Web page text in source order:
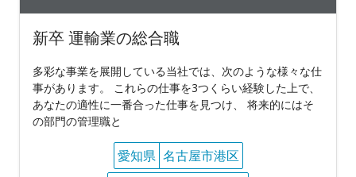
新卒 運輸業の総合職
多彩な事業を展開している当社では、次のような様々な仕
事があります。 これらの仕事を3つくらい経験した上で、
あなたの適性に一番合った仕事を見つけ、 将来的にはそ
の部門の管理職と
愛知県 名古屋市港区